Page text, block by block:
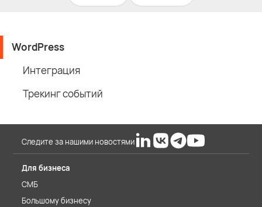
WordPress
Интеграция
Трекинг событий
Следите за нашими новостями
Для бизнеса
СМБ
Большому бизнесу